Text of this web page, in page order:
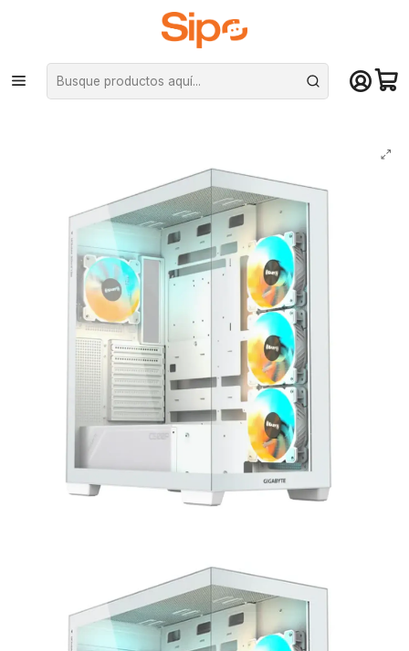
¡Compra hasta mediodía y recibe hoy! De lunes a sábado en el gran
Santiago. Envío gratis desde $29.990
Inicio Componentes PC Gabinete ATX
Gabinete Gamer Gigabyte C500 Panoramic Blanco Vidrio templado ATX
4Fan